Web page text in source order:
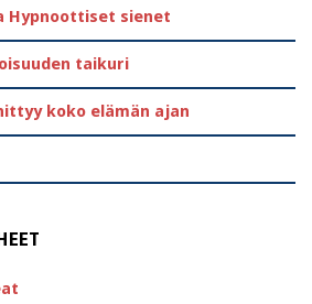
Hypnoottiset sienet
taikuri
koko elämän ajan